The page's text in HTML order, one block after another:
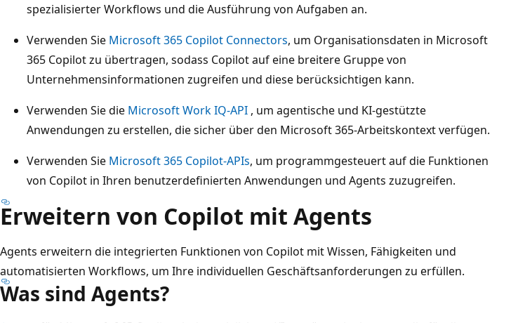
spezialisierter Workflows und die Ausführung von Aufgaben an.
Verwenden Sie Microsoft 365 Copilot Connectors, um Organisationsdaten in Microsoft
365 Copilot zu übertragen, sodass Copilot auf eine breitere Gruppe von
Unternehmensinformationen zugreifen und diese berücksichtigen kann.
Verwenden Sie die Microsoft Work IQ-API , um agentische und KI-gestützte
Anwendungen zu erstellen, die sicher über den Microsoft 365-Arbeitskontext verfügen.
Verwenden Sie Microsoft 365 Copilot-APIs, um programmgesteuert auf die Funktionen
von Copilot in Ihren benutzerdefinierten Anwendungen und Agents zuzugreifen.
Erweitern von Copilot mit Agents
Agents erweitern die integrierten Funktionen von Copilot mit Wissen, Fähigkeiten und
automatisierten Workflows, um Ihre individuellen Geschäftsanforderungen zu erfüllen.
Was sind Agents?